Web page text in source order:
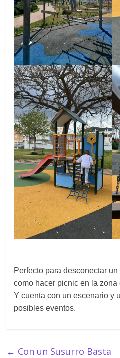
Perfecto para desconectar
como hacer picnic en la zona
Y cuenta con un escenario y
posibles eventos.
← Con un Susurro Basta